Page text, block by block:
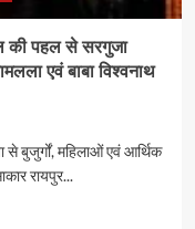
की पहल से सरगुजा
एवं बाबा विश्वनाथ
से बुजुर्गों, महिलाओं एवं आर्थिक
रायपुर...